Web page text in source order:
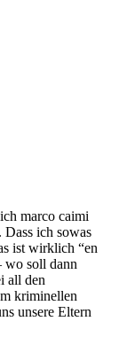
marco caimi
Dass ich sowas
ist wirklich “en
wo soll dann
all den
kriminellen
unsere Eltern